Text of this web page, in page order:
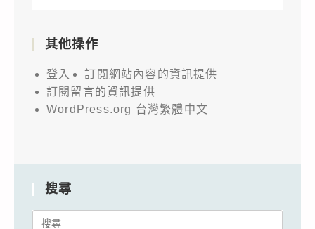
其他操作
登入
訂閱網站內容的資訊提供
訂閱留言的資訊提供
WordPress.org 台灣繁體中文
搜尋
Search